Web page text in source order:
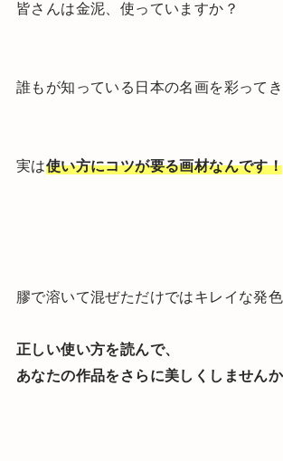
皆さんは金泥、使っていますか？
誰もが知っている日本の名画を彩ってき
実は使い方にコツが要る画材なんです！
膠で溶いて混ぜただけではキレイな発色
正しい使い方を読んで、
あなたの作品をさらに美しくしませんか